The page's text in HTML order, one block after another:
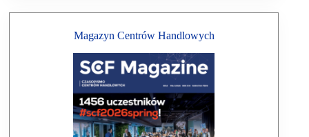
Magazyn Centrów Handlowych